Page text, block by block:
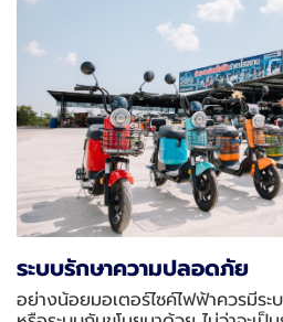
ระบบรักษาความปลอดภัย
อย่างน้อยมอเตอร์ไซค์ไฟฟ้าควรมีร